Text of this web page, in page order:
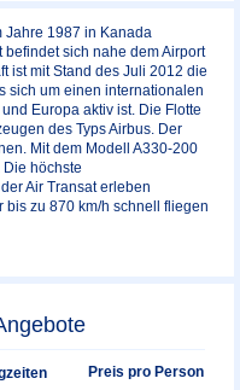
Jahre 1987 in Kanada
sich nahe dem Airport
ist mit Stand des Juli 2012 die
sich um einen internationalen
Europa aktiv ist. Die Flotte
des Typs Airbus. Der
Mit dem Modell A330-200
höchste
Air Transat erleben
bis zu 870 km/h schnell fliegen
Preis pro Person